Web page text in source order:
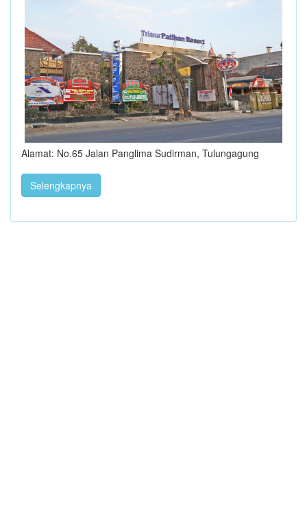
Alamat: No.65 Jalan Panglima Sudirman, Tulungagung
Selengkapnya